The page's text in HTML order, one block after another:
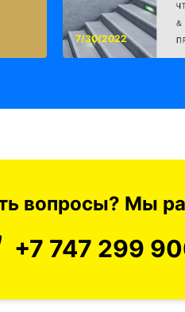
7/30/2022
вопросы? Мы
+7 747 299